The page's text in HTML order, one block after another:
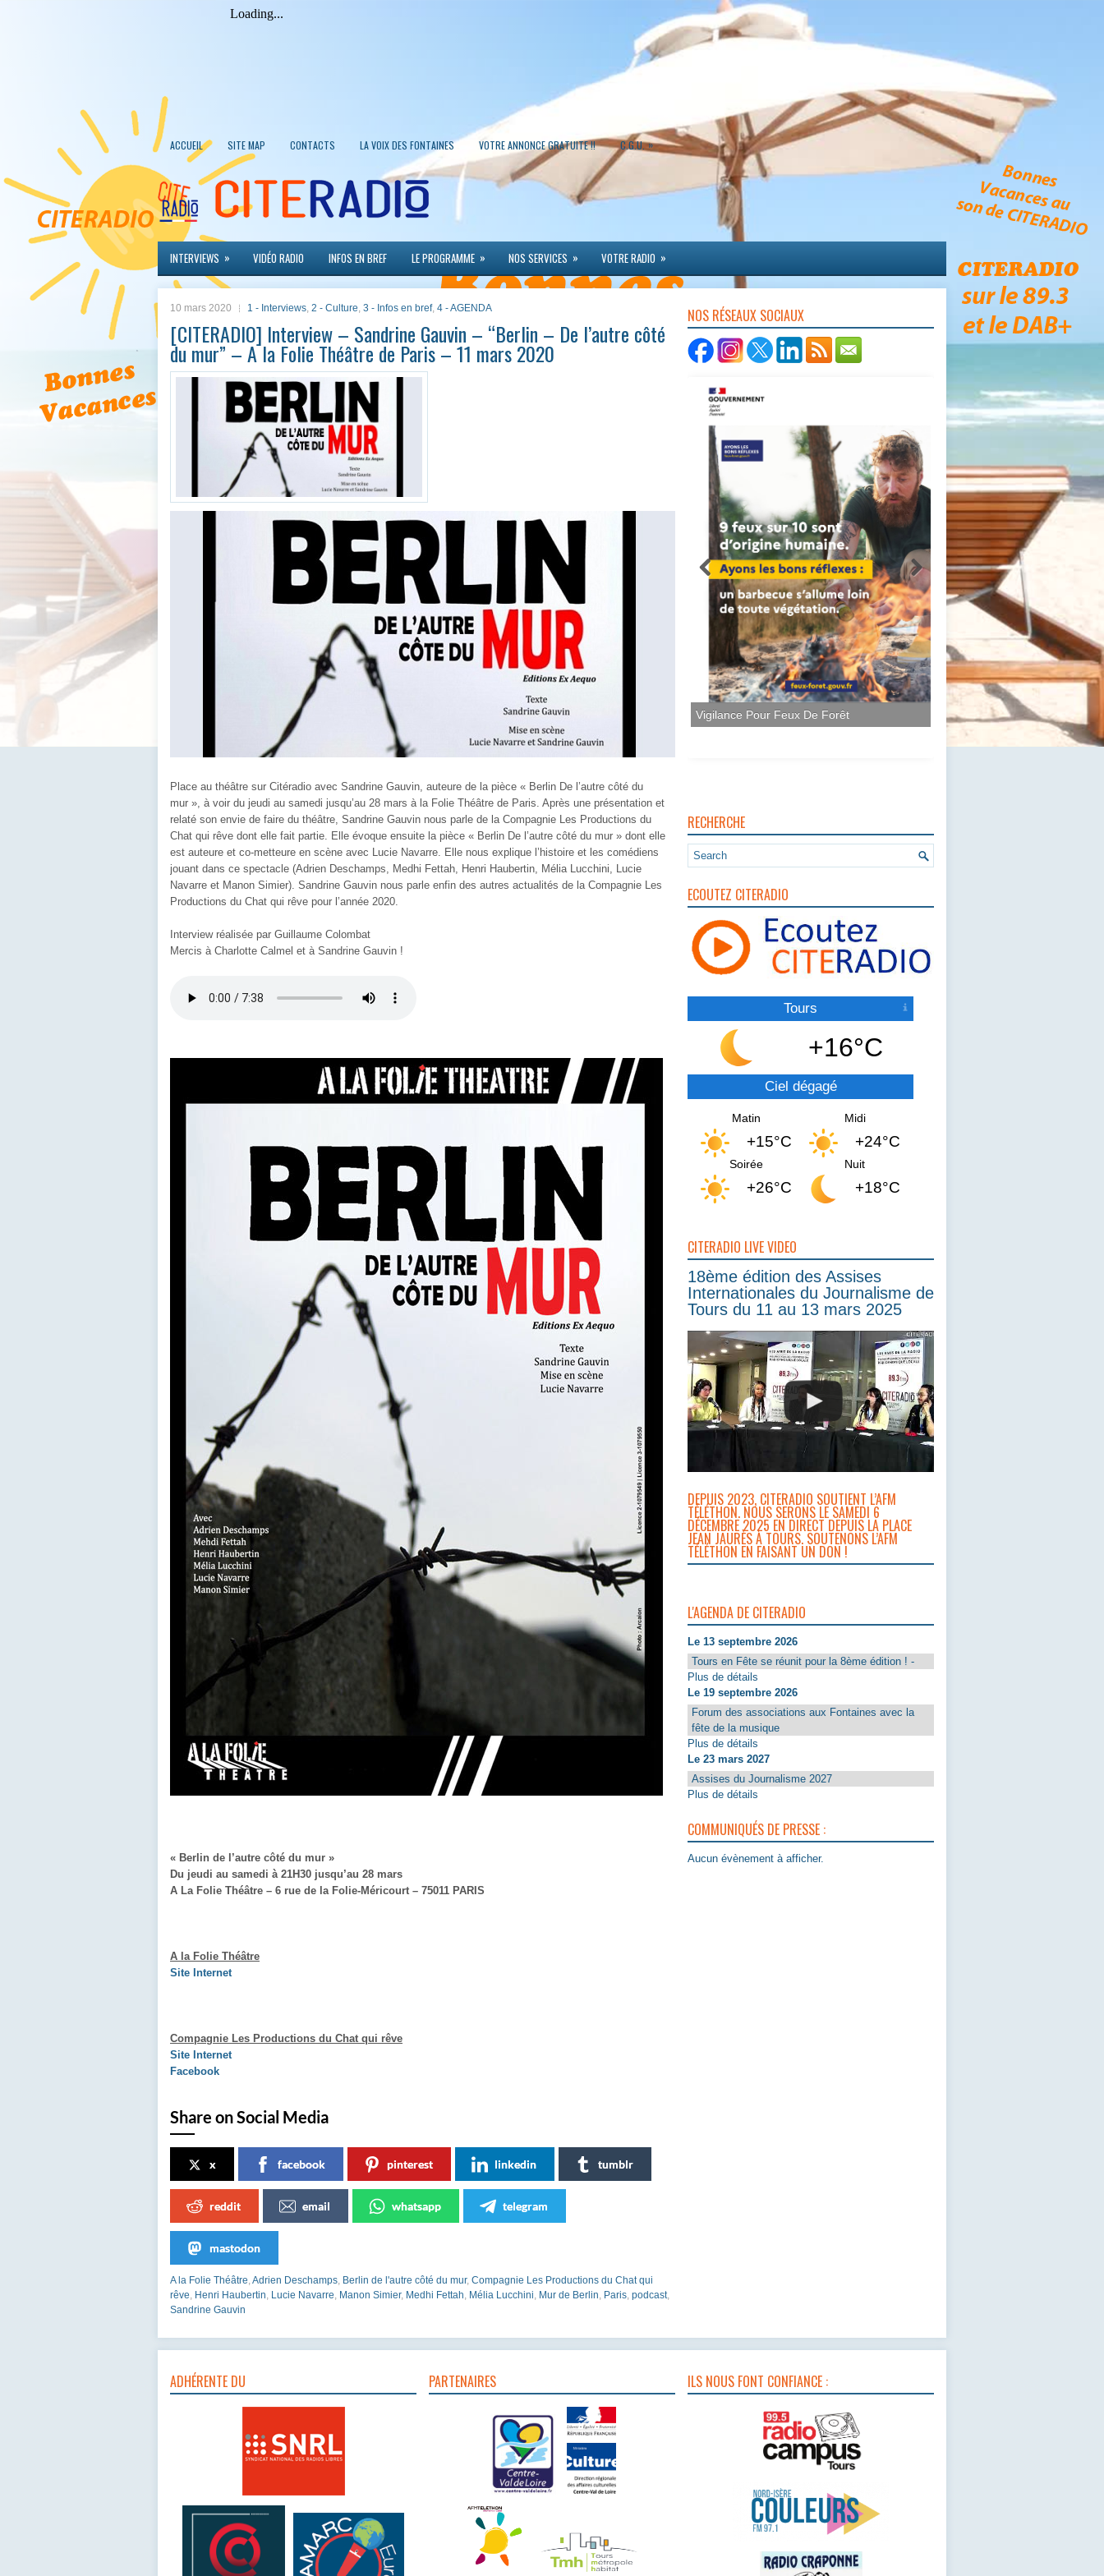
ACCUEIL SITE MAP CONTACTS LA VOIX DES FONTAINES VOTRE ANNONCE GRATUITE !! C.G.U. »
INTERVIEWS » VIDÉO RADIO INFOS EN BREF LE PROGRAMME » NOS SERVICES » VOTRE RADIO »
10 mars 2020 1 - Interviews, 2 - Culture, 3 - Infos en bref, 4 - AGENDA
[CITERADIO] Interview – Sandrine Gauvin – “Berlin – De l’autre côté
du mur” – A la Folie Théâtre de Paris – 11 mars 2020
Place au théâtre sur Citéradio avec Sandrine Gauvin, auteure de la pièce « Berlin De l’autre côté du
mur », à voir du jeudi au samedi jusqu’au 28 mars à la Folie Théâtre de Paris. Après une présentation et
relaté son envie de faire du théâtre, Sandrine Gauvin nous parle de la Compagnie Les Productions du
Chat qui rêve dont elle fait partie. Elle évoque ensuite la pièce « Berlin De l’autre côté du mur » dont elle
est auteure et co-metteure en scène avec Lucie Navarre. Elle nous explique l’histoire et les comédiens
jouant dans ce spectacle (Adrien Deschamps, Medhi Fettah, Henri Haubertin, Mélia Lucchini, Lucie
Navarre et Manon Simier). Sandrine Gauvin nous parle enfin des autres actualités de la Compagnie Les
Productions du Chat qui rêve pour l’année 2020.
Interview réalisée par Guillaume Colombat
Mercis à Charlotte Calmel et à Sandrine Gauvin !
« Berlin de l’autre côté du mur »
Du jeudi au samedi à 21H30 jusqu’au 28 mars
A La Folie Théâtre – 6 rue de la Folie-Méricourt – 75011 PARIS
A la Folie Théâtre
Site Internet
Compagnie Les Productions du Chat qui rêve
Site Internet
Facebook
Share on Social Media
x facebook pinterest linkedin tumblr
reddit email whatsapp telegram
mastodon
A la Folie Théâtre,Adrien Deschamps, Berlin de l'autre côté du mur, Compagnie Les Productions du Chat qui
rêve, Henri Haubertin, Lucie Navarre, Manon Simier, Medhi Fettah, Mélia Lucchini, Mur de Berlin, Paris, podcast,
Sandrine Gauvin
NOS RÉSEAUX SOCIAUX
RECHERCHE
ECOUTEZ CITERADIO
Tours
+16°C
Ciel dégagé
Matin
+15°C
Midi
+24°C
Soirée
+26°C
Nuit
+18°C
CITERADIO LIVE VIDEO
18ème édition des Assises
Internationales du Journalisme de
Tours du 11 au 13 mars 2025
DEPUIS 2023, CITERADIO SOUTIENT L’AFM
TÉLÉTHON. NOUS SERONS LE SAMEDI 6
DÉCEMBRE 2025 EN DIRECT DEPUIS LA PLACE
JEAN JAURÈS À TOURS. SOUTENONS L’AFM
TÉLÉTHON EN FAISANT UN DON !
L'AGENDA DE CITERADIO
Le 13 septembre 2026
Tours en Fête se réunit pour la 8ème édition ! -
Plus de détails
Le 19 septembre 2026
Forum des associations aux Fontaines avec la
fête de la musique
Plus de détails
Le 23 mars 2027
Assises du Journalisme 2027
Plus de détails
COMMUNIQUÉS DE PRESSE :
Aucun évènement à afficher.
ADHÉRENTE DU PARTENAIRES ILS NOUS FONT CONFIANCE :